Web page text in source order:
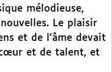
mélodieuse,
Le plaisir
et de l’âme devait
et de talent, et